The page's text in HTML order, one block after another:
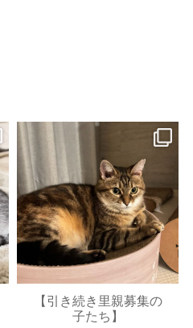
【引き続き里親募集の
子たち】